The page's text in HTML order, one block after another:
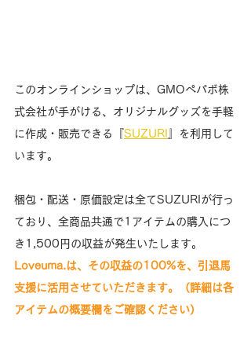
このオンラインショップは、GMOペパボ株
式会社が手がける、オリジナルグッズを手軽
に作成・販売できる『 SUZURI
』を利用して
います。
梱包・配送・原価設定は全てSUZURIが行っ
ており、全商品共通で1アイテムの購入につ
き1,500円の収益が発生いたします。
Loveuma.は、その収益の100%を、引退馬
支援に活用させていただきます。（詳細は各
アイテムの概要欄をご確認ください）